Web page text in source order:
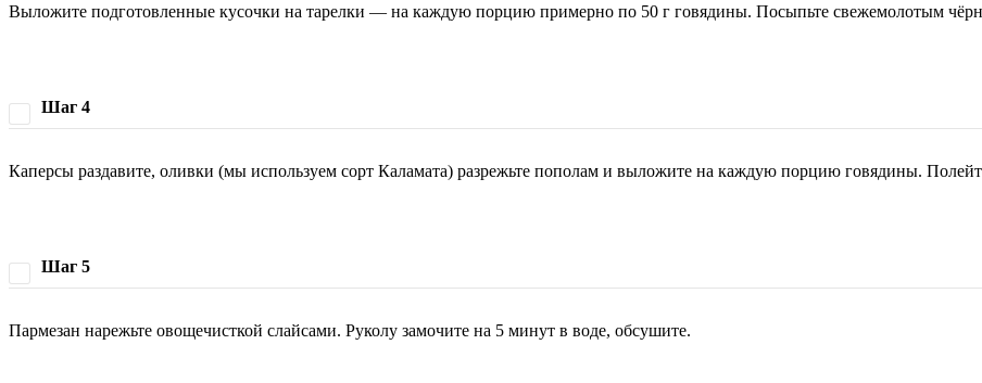
Выложите подготовленные кусочки на тарелки — на каждую порцию примерно по 50 г говядины. Посыпьте свежемолотым
Шаг 4
Каперсы раздавите, оливки (мы используем сорт Каламата) разрежьте пополам и выложите на каждую порцию говядины.
Шаг 5
Пармезан нарежьте овощечисткой слайсами. Руколу замочите на 5 минут в воде, обсушите.